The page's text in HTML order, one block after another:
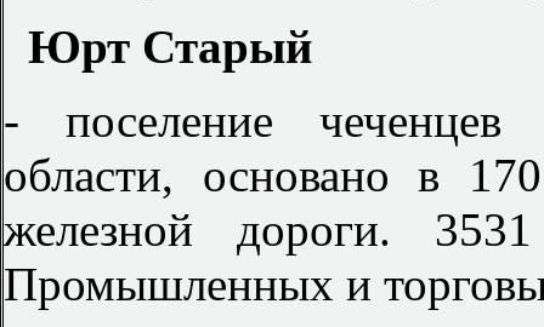
Юрт Старый
- поселение чеченцев
области, основано в
железной дороги.
Промышленных и